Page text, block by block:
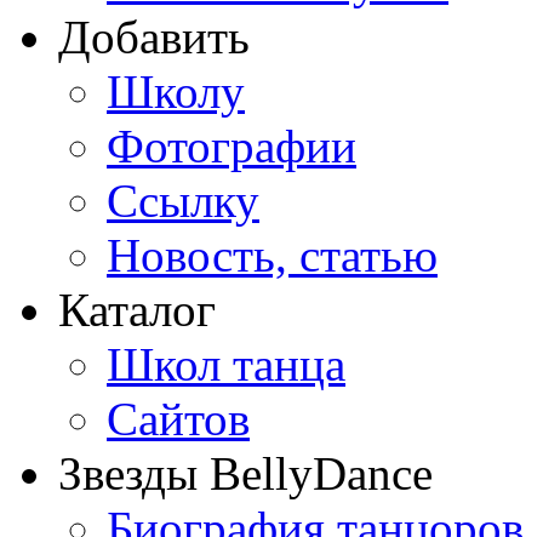
Добавить
Школу
Фотографии
Ссылку
Новость, статью
Каталог
Школ танца
Сайтов
Звезды BellyDance